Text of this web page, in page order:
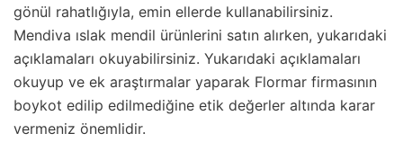
gönül rahatlığıyla, emin ellerde kullanabilirsiniz.
Mendiva ıslak mendil ürünlerini satın alırken, yukarıdaki
açıklamaları okuyabilirsiniz. Yukarıdaki açıklamaları
okuyup ve ek araştırmalar yaparak Flormar firmasının
boykot edilip edilmediğine etik değerler altında karar
vermeniz önemlidir.